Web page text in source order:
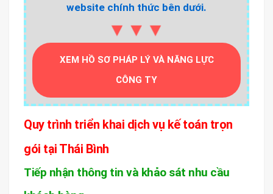
website chính thức bên dưới.
▼▼▼
XEM HỒ SƠ PHÁP LÝ VÀ NĂNG LỰC
CÔNG TY
Quy trình triển khai dịch vụ kế toán trọn
gói tại Thái Bình
Tiếp nhận thông tin và khảo sát nhu cầu